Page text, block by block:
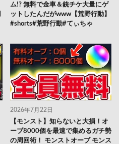
ム!? 無料で金車＆銃チケ大量にゲ
ットしたんだがwww【荒野行動】
#shorts#荒野行動#てぃちゃ
2026年7月22日
【モンスト】知らないと大損！オ
ーブ8000個を最速で集めるガチ勢
の周回術！ モンストオーブ モンス